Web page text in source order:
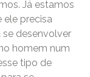
Já estamos
ele precisa
se desenvolver
homem num
tipo de